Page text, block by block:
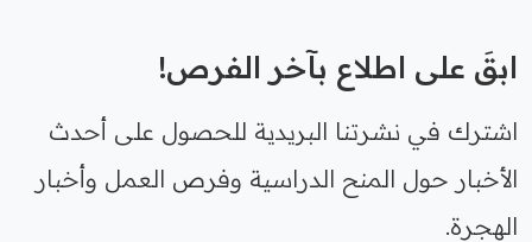
ابقَ على اطلاع بآخر الفرص!
اشترك في نشرتنا البريدية للحصول على أحدث
الأخبار حول المنح الدراسية وفرص العمل وأخبار
الهجرة.